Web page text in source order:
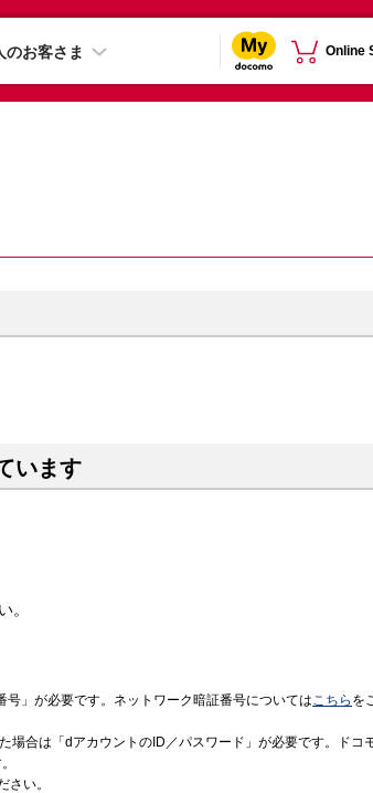
のお客さま Online
います
。
」が必要です。ネットワーク暗証番号についてはこちら を
場合は「dアカウントのID／パスワード」が必要です。ドコ
さい。